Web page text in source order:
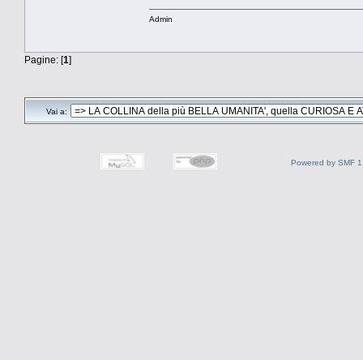
Admin
Pagine: [1]
Vai a:
Powered by SMF